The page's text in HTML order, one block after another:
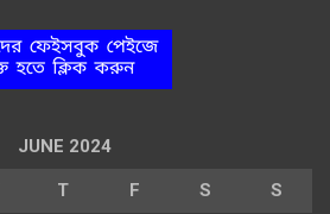
JUNE 2024
T F S S